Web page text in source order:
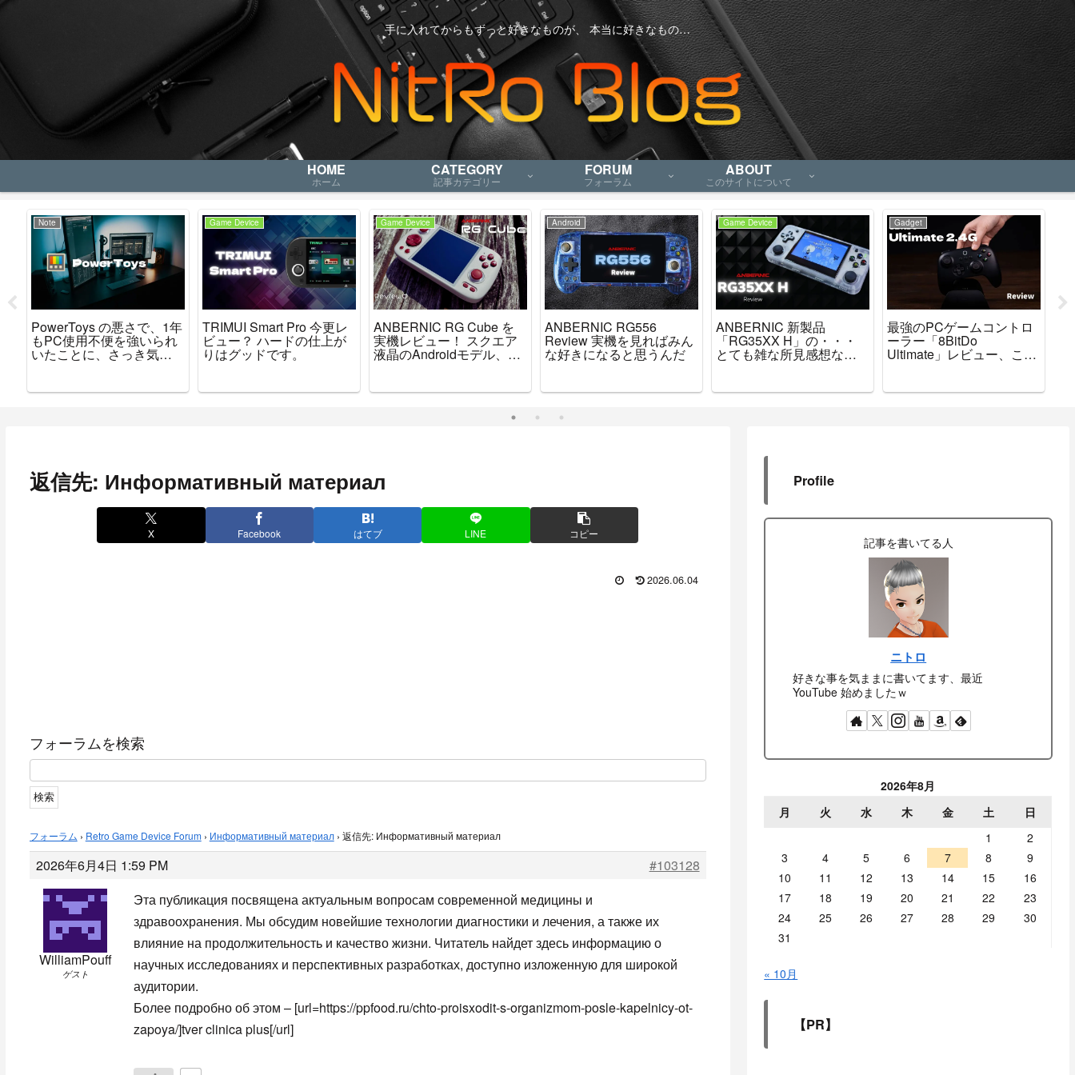
手に入れてからもずっと好きなものが、 本当に好きなもの…
HOME
ホーム
CATEGORY
記事カテゴリー
FORUM
フォーラム
ABOUT
このサイトについて
Note
PowerToys の悪さで、1年
もPC使用不便を強いられ
いたことに、さっき気が
Game Device
TRIMUI Smart Pro 今更レ
ビュー？ ハードの仕上が
りはグッドです。
Game Device
ANBERNIC RG Cube を
実機レビュー！ スクエア
液晶のAndroidモデル、ニ
Android
ANBERNIC RG556
Review 実機を見ればみん
な好きになると思うんだ
Game Device
ANBERNIC 新製品
「RG35XX H」の・・・
とても雑な所見感想など
Gadget
最強のPCゲームコントロ
ーラー「8BitDo
Ultimate」レビュー、これ
返信先: Информативный материал
X Facebook はてブ LINE コピー
2026.06.04
フォーラムを検索
フォーラム › Retro Game Device Forum › Информативный материал › 返信先: Информативный материал
2026年6月4日 1:59 PM #103128
WilliamPouff
ゲスト
Эта публикация посвящена актуальным вопросам современной медицины и
здравоохранения. Мы обсудим новейшие технологии диагностики и лечения, а также их
влияние на продолжительность и качество жизни. Читатель найдет здесь информацию о
научных исследованиях и перспективных разработках, доступно изложенную для широкой
аудитории.
Более подробно об этом – [url=https://ppfood.ru/chto-proisxodit-s-organizmom-posle-kapelnicy-ot-
zapoya/]tver clinica plus[/url]
Profile
記事を書いてる人
ニトロ
好きな事を気ままに書いてます、最近
YouTube 始めましたｗ
2026年8月
月
火 水 木 金 土
日
1
2
3
4 5 6 7 8
9
10
11 12 13 14 15
16
17
18 19 20 21 22
23
24
25 26 27 28 29
30
31
« 10月
【PR】